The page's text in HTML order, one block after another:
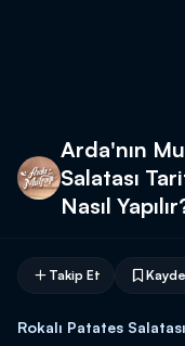
Arda'nın
Salatası
Nasıl
Takip Et
Rokalı Patates Salatası